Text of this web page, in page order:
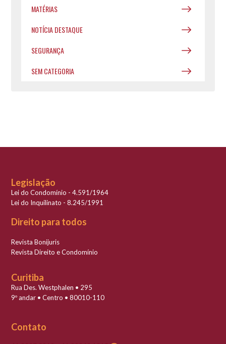
MATÉRIAS
NOTÍCIA DESTAQUE
SEGURANÇA
SEM CATEGORIA
Legislação
Lei do Condomínio - 4.591/1964
Lei do Inquilinato - 8.245/1991
Direito para todos
Revista Bonijuris
Revista Direito e Condomínio
Curitiba
Rua Des. Westphalen • 295
9º andar • Centro • 80010-110
Contato